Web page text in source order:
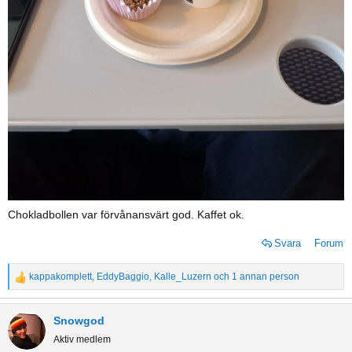
Chokladbollen var förvånansvärt god. Kaffet ok.
Svara Forum
R
e
a
c
t
kappakomplett, EddyBaggio, Kalle_Luzern och 1 annan person
Snowgod
Aktiv medlem